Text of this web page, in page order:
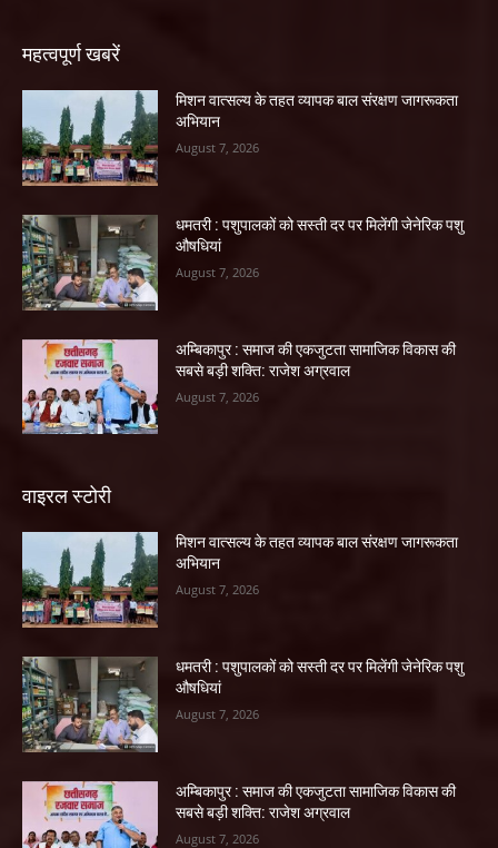
महत्वपूर्ण खबरें
मिशन वात्सल्य के तहत व्यापक बाल संरक्षण जागरूकता
अभियान
August 7, 2026
धमतरी : पशुपालकों को सस्ती दर पर मिलेंगी जेनेरिक पशु
औषधियां
August 7, 2026
अम्बिकापुर : समाज की एकजुटता सामाजिक विकास की
सबसे बड़ी शक्ति: राजेश अग्रवाल
August 7, 2026
वाइरल स्टोरी
मिशन वात्सल्य के तहत व्यापक बाल संरक्षण जागरूकता
अभियान
August 7, 2026
धमतरी : पशुपालकों को सस्ती दर पर मिलेंगी जेनेरिक पशु
औषधियां
August 7, 2026
अम्बिकापुर : समाज की एकजुटता सामाजिक विकास की
सबसे बड़ी शक्ति: राजेश अग्रवाल
August 7, 2026